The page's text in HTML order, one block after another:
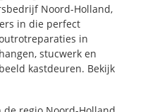
Noord-Holland,
in die perfect
in
stucwerk en
kastdeuren. Bekijk